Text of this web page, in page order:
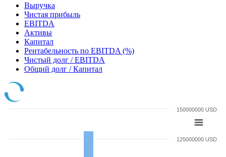
Выручка
Чистая прибыль
EBITDA
Активы
Капитал
Рентабельность по EBITDA (%)
Чистый долг / EBITDA
Общий долг / Капитал
125000000 USD
150000000 USD